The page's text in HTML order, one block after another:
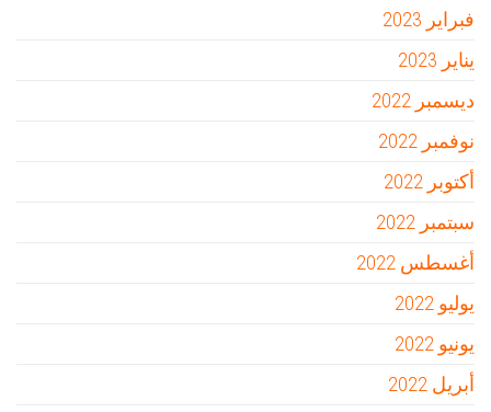
فبراير 2023
يناير 2023
ديسمبر 2022
نوفمبر 2022
أكتوبر 2022
سبتمبر 2022
أغسطس 2022
يوليو 2022
يونيو 2022
أبريل 2022